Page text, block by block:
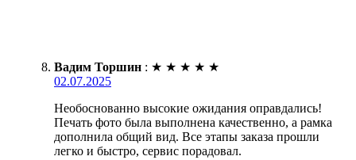
Вадим Торшин : ★ ★ ★ ★ ★
02.07.2025
Необоснованно высокие ожидания оправдались!
Печать фото была выполнена качественно, а рамка
дополнила общий вид. Все этапы заказа прошли
легко и быстро, сервис порадовал.